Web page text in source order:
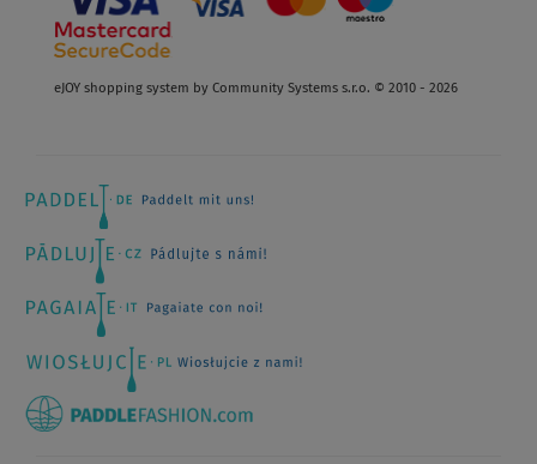
eJOY shopping system by Community Systems s.r.o. © 2010 - 2026